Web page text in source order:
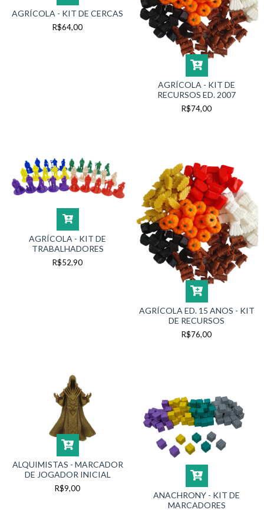
AGRÍCOLA - KIT DE CERCAS
R$64,00
AGRÍCOLA - KIT DE
RECURSOS ED. 2007
R$74,00
AGRÍCOLA - KIT DE
TRABALHADORES
R$52,90
AGRÍCOLA ED. 15 ANOS - KIT
DE RECURSOS
R$76,00
ALQUIMISTAS - MARCADOR
DE JOGADOR INICIAL
R$9,00
ANACHRONY - KIT DE
MARCADORES